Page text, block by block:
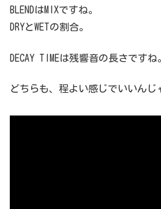
BLENDはMIXですね。
DRYとWETの割合。
DECAY TIMEは残響音の長さですね
どちらも、程よい感じでいいんじ